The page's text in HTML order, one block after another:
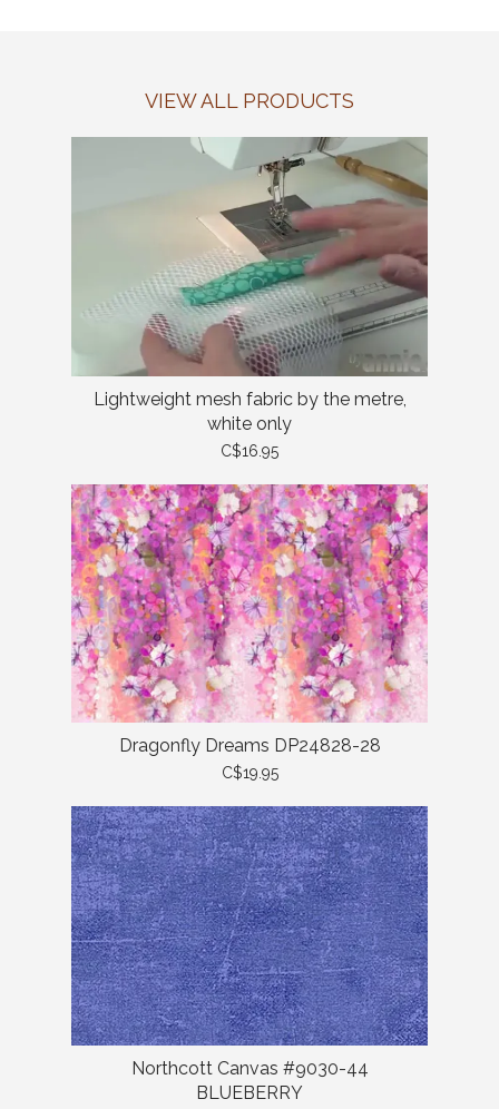
VIEW ALL PRODUCTS
Lightweight mesh fabric by the metre,
white only
C$16.95
Dragonfly Dreams DP24828-28
C$19.95
Northcott Canvas #9030-44
BLUEBERRY